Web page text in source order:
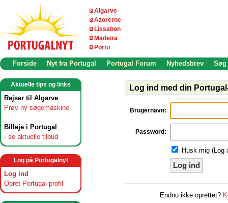
Algarve
Azorerne
Lissabon
Madeira
Porto
Forside Nyt fra Portugal Portugal Forum Nyhedsbrev Søg
Aktuelle tips og links
Rejser til Algarve
Prøv ny søgemaskine
Billeje i Portugal
- se aktuelle tilbud
Log på Portugalnyt
Log ind
Opret Portugal-profil
Log ind med din
Brugernavn:
Password:
Husk mig (Log
Log ind
Endnu ikke oprettet?